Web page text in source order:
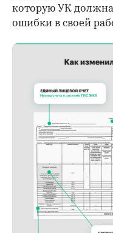
которую УК должна
ошибки в своей